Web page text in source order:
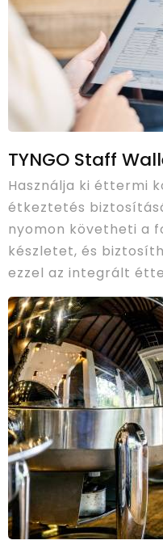
TYNGO Staff
Használja ki éttermi
étkeztetés
nyomon követheti a
készletet, és
ezzel az integrált